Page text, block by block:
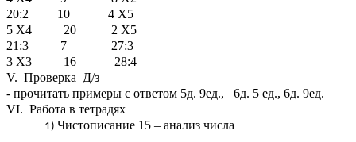
20:2 10 4 X5
5 X4 20 2 X5
21:3 7 27:3
3 X3 16 28:4
V. Проверка Д/з
- прочитать примеры с ответом 5д. 9ед., 6д. 5 ед., 6д. 9ед.
VI. Работа в тетрадях
Чистописание 15 – анализ числа